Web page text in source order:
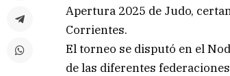
Apertura 2025 de Judo,
Corrientes.
El torneo se disputó en el
de las diferentes